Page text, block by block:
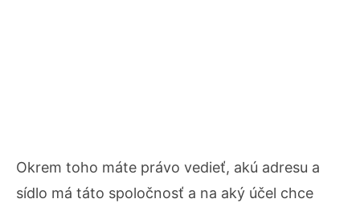
Okrem toho máte právo vedieť, akú adresu a
sídlo má táto spoločnosť a na aký účel chce